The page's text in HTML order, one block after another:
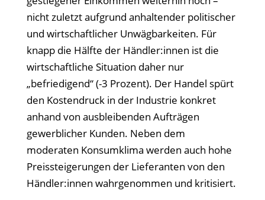
nicht zuletzt aufgrund anhaltender politischer
und wirtschaftlicher Unwägbarkeiten. Für
knapp die Hälfte der Händler:innen ist die
wirtschaftliche Situation daher nur
„befriedigend“ (-3 Prozent). Der Handel spürt
den Kostendruck in der Industrie konkret
anhand von ausbleibenden Aufträgen
gewerblicher Kunden. Neben dem
moderaten Konsumklima werden auch hohe
Preissteigerungen der Lieferanten von den
Händler:innen wahrgenommen und kritisiert.